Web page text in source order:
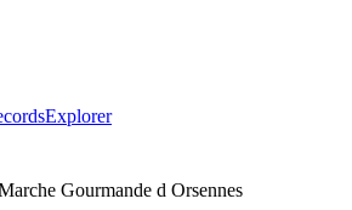
Explorer
Gourmande d Orsennes